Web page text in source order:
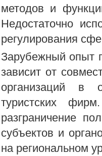
методов и
Недостаточно
регулирования
Зарубежный опыт
зависит от
организаций в
туристских
разграничение
субъектов и
на региональном